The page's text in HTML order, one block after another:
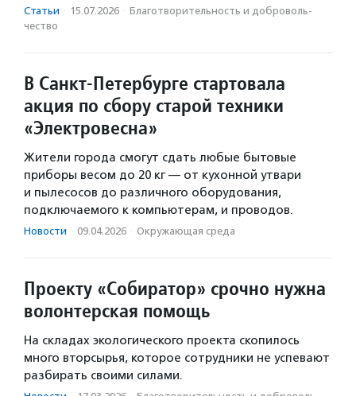
Статьи · 15.07.2026 · Благотвори­тель­ность и доброволь­
чест­во
В Санкт-Петербурге стартовала
акция по сбору старой техники
«Электровесна»
Жители города смогут сдать любые бытовые
приборы весом до 20 кг — от кухонной утвари
и пылесосов до различного оборудования,
подключаемого к компьютерам, и проводов.
Новости · 09.04.2026 · Окружающая среда
Проекту «Собиратор» срочно нужна
волонтерская помощь
На складах экологического проекта скопилось
много вторсырья, которое сотрудники не успевают
разбирать своими силами.